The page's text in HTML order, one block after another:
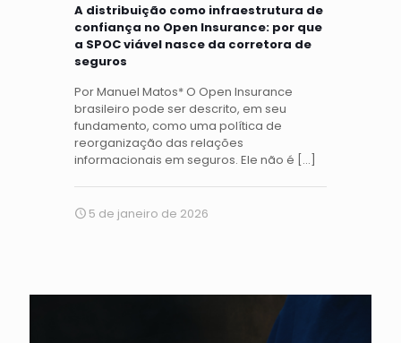
A distribuição como infraestrutura de
confiança no Open Insurance: por que
a SPOC viável nasce da corretora de
seguros
Por Manuel Matos* O Open Insurance
brasileiro pode ser descrito, em seu
fundamento, como uma política de
reorganização das relações
informacionais em seguros. Ele não é […]
5 de janeiro de 2026